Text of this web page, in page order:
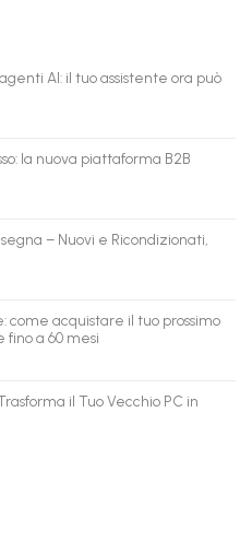
AI: il tuo assistente ora può
la nuova piattaforma B2B
– Nuovi e Ricondizionati,
come acquistare il tuo prossimo
fino a 60 mesi
il Tuo Vecchio PC in